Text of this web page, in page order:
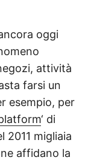
oggi
attività
farsi un
esempio, per
‘ di
2011 migliaia
affidano la